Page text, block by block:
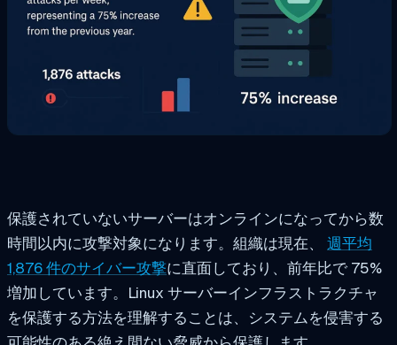
保護されていないサーバーはオンラインになってから数
時間以内に攻撃対象になります。組織は現在、
週平均
1,876 件のサイバー攻撃に直面しており、前年比で 75%
増加しています。Linux サーバーインフラストラクチャ
を保護する方法を理解することは、システムを侵害する